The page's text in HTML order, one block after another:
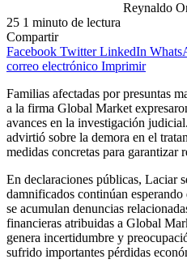
Reynaldo
25 1 minuto de lectura
Compartir
Facebook Twitter LinkedIn
correo electrónico Imprimir
Familias afectadas por presuntas
a la firma Global Market
avances en la investigación
advirtió sobre la demora en el
medidas concretas para garantizar
En declaraciones públicas, Laciar
damnificados continúan
se acumulan denuncias
financieras atribuidas a Global
genera incertidumbre y
sufrido importantes pérdidas